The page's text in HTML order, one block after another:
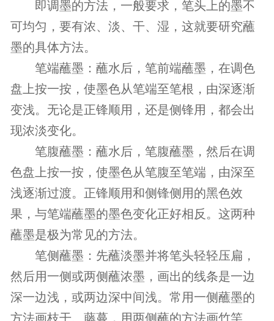
即调墨的方法，一般要求，笔头上的墨不
可均匀，要有浓、淡、干、湿，这就要研究蘸
墨的具体方法。
笔端蘸墨：蘸水后，笔前端蘸墨，在调色
盘上按一按，使墨色从笔端至笔根，由深逐渐
变浅。无论是正锋顺用，还是侧锋用，都会出
现浓淡变化。
笔腹蘸墨：蘸水后，笔腹蘸墨，然后在调
色盘上按一按，使墨色从笔腹至笔端，由深至
浅逐渐过渡。正锋顺用和侧锋侧用的黑色效
果，与笔端蘸墨的墨色变化正好相反。这两种
蘸墨是极为常见的方法。
笔侧蘸墨：先蘸淡墨并将笔头轻轻压扁，
然后用一侧或两侧蘸浓墨，画出的线条是一边
深一边浅，或两边深中间浅。常用一侧蘸墨的
方法画枝干、藤蔓，用两侧蘸的方法画竹竿